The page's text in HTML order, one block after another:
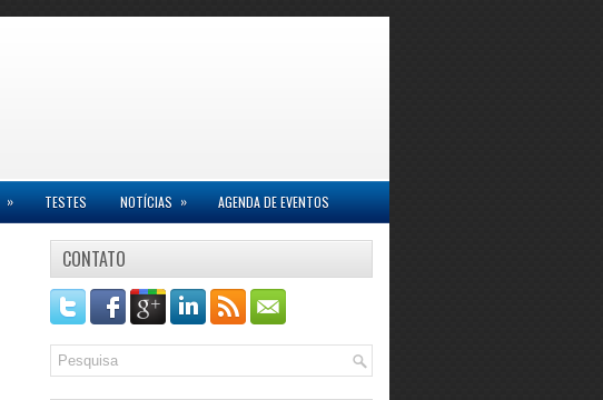
» TESTES NOTÍCIAS » AGENDA DE EVENTOS
CONTATO